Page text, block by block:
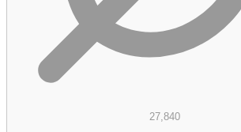
27,840